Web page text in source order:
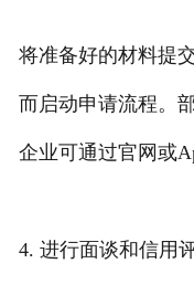
将准备好的材料提
而启动申请流程。
企业可通过官网或
4. 进行面谈和信用